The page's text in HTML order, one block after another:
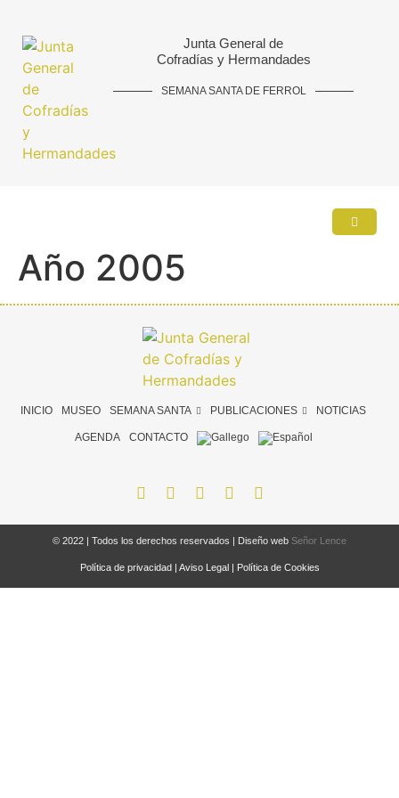
Junta General de
Cofradías y Hermandades
SEMANA SANTA DE FERROL
Año 2005
INICIO MUSEO SEMANA SANTA PUBLICACIONES NOTICIAS
AGENDA CONTACTO
© 2022 | Todos los derechos reservados | Diseño web Señor Lence
Política de privacidad Aviso Legal Política de Cookies